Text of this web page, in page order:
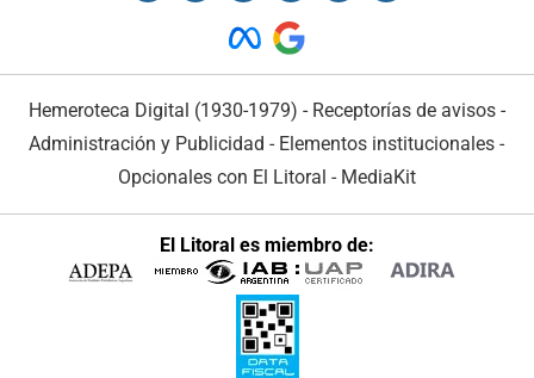
Hemeroteca Digital (1930-1979) - Receptorías de avisos -
Administración y Publicidad - Elementos institucionales -
Opcionales con El Litoral - MediaKit
El Litoral es miembro de: